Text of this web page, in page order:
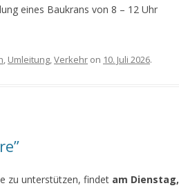
eines Baukrans von 8 – 12 Uhr
, Umleitung,Verkehr on 10. Juli 2026.
zu unterstützen, findet am Dienstag,